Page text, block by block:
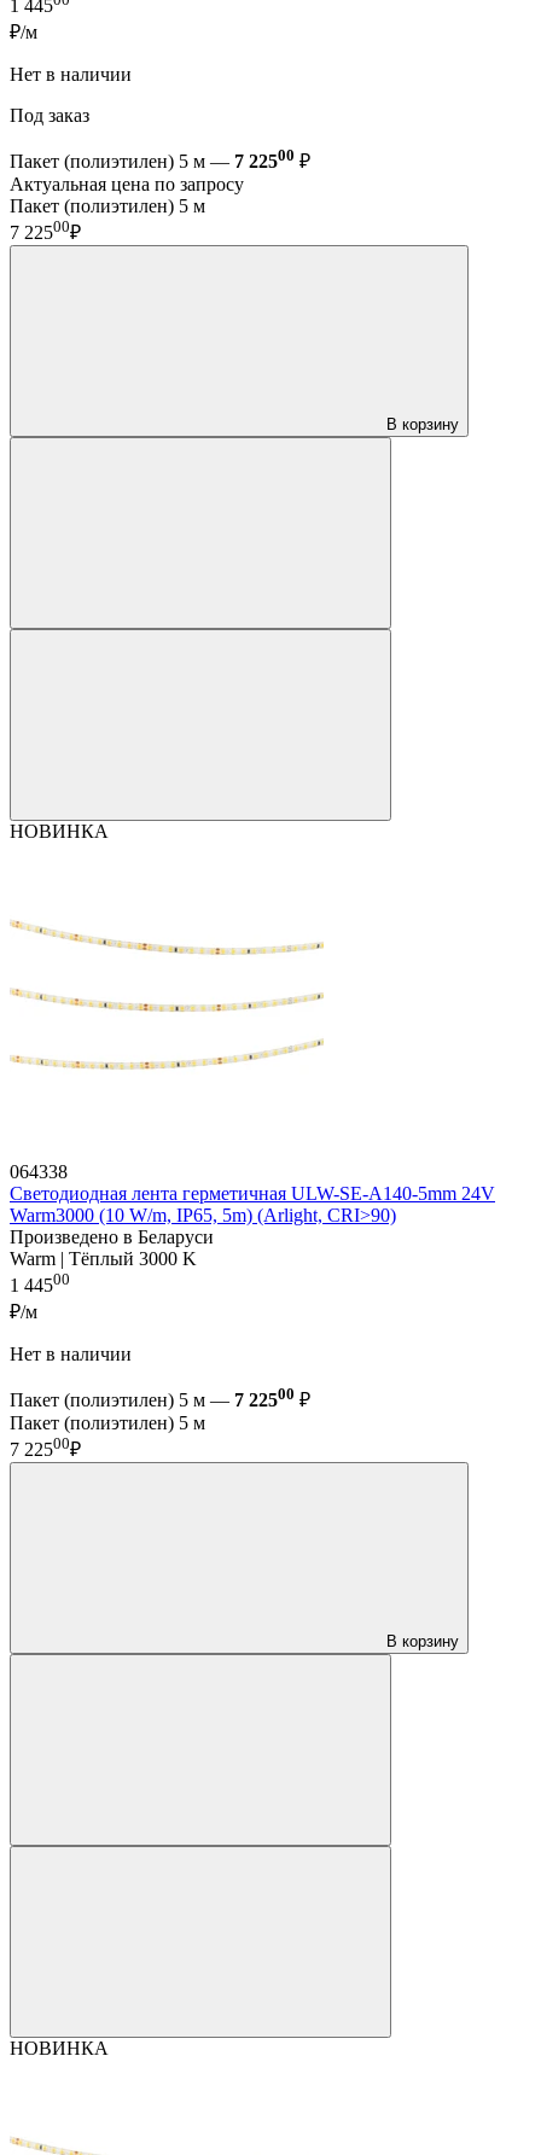
1 445
₽/м
Нет в наличии
Под заказ
Пакет (полиэтилен) 5 м — 7 22500 ₽
Актуальная цена по запросу
Пакет (полиэтилен) 5 м
7 22500₽
В корзину
НОВИНКА
064338
Светодиодная лента герметичная ULW-SE-A140-5mm 24V
Warm3000 (10 W/m, IP65, 5m) (Arlight, CRI>90)
Произведено в Беларуси
Warm | Тёплый 3000 K
1 44500
₽/м
Нет в наличии
Пакет (полиэтилен) 5 м — 7 22500 ₽
Пакет (полиэтилен) 5 м
7 22500₽
В корзину
НОВИНКА